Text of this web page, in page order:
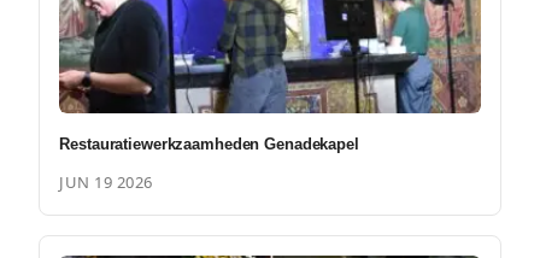
Restauratiewerkzaamheden Genadekapel
JUN 19 2026